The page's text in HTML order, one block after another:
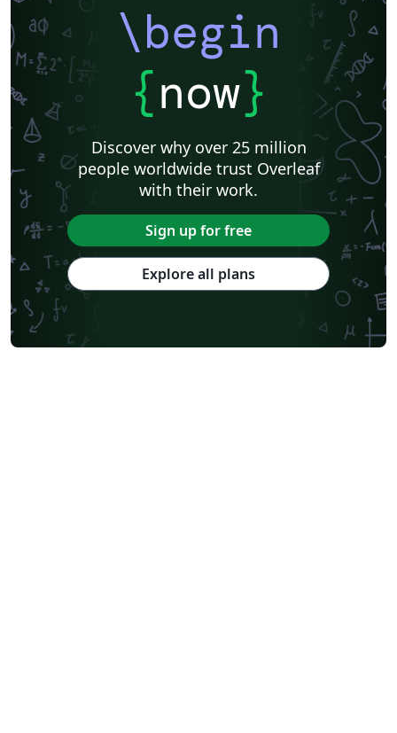
\begin
{now}
Discover why over 25 million
people worldwide trust Overleaf
with their work.
Sign up for free
Explore all plans